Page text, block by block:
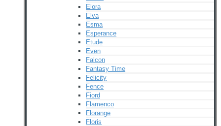
Elora
Elva
Esma
Esperance
Etude
Even
Falcon
Fantasy Time
Felicity
Fence
Fiord
Flamenco
Florange
Floris